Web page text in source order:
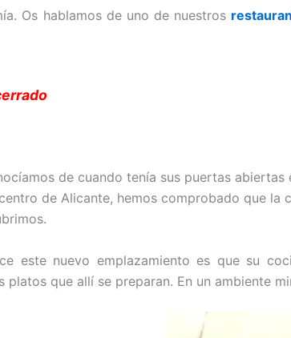
Os hablamos de uno de nuestros
de cuando tenía sus puertas abiertas
de Alicante, hemos comprobado que
este nuevo emplazamiento es que su
platos que allí se preparan. En un ambiente